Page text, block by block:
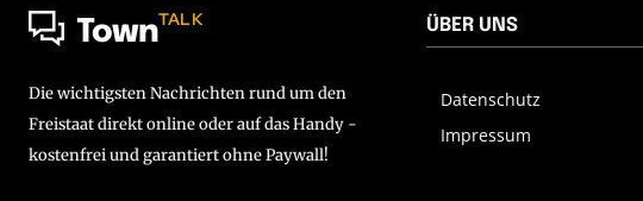
TownTALK
Die wichtigsten Nachrichten rund um den
Freistaat direkt online oder auf das Handy -
kostenfrei und garantiert ohne Paywall!
ÜBER UNS
Datenschutz
Impressum